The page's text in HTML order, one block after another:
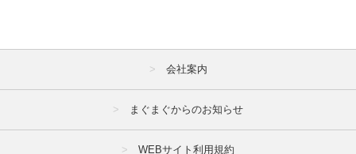
会社案内
まぐまぐからのお知らせ
WEBサイト利用規約